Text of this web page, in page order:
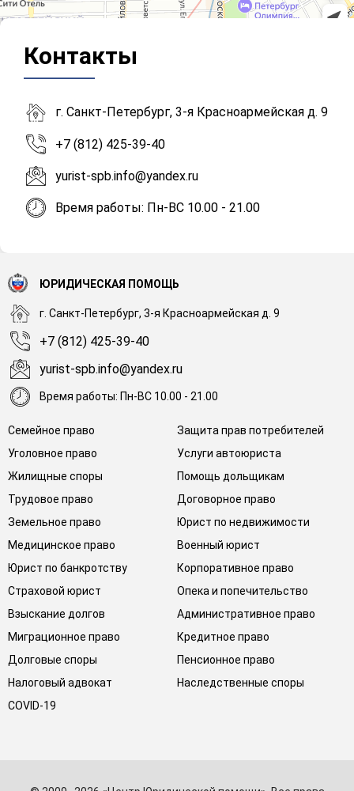
Контакты
г. Санкт-Петербург, 3-я Красноармейская д. 9
+7 (812) 425-39-40
yurist-spb.info@yandex.ru
Время работы: Пн-ВС 10.00 - 21.00
Семейное право
Защита прав потребителей
Уголовное право
Услуги автоюриста
Жилищные споры
Помощь дольщикам
Трудовое право
Договорное право
Земельное право
Юрист по недвижимости
Медицинское право
Военный юрист
Юрист по банкротству
Корпоративное право
Страховой юрист
Опека и попечительство
Взыскание долгов
Административное право
Миграционное право
Кредитное право
Долговые споры
Пенсионное право
Налоговый адвокат
Наследственные споры
COVID-19
ЮРИДИЧЕСКАЯ ПОМОЩЬ
г. Санкт-Петербург, 3-я Красноармейская д. 9
+7 (812) 425-39-40
yurist-spb.info@yandex.ru
Время работы: Пн-ВС 10.00 - 21.00